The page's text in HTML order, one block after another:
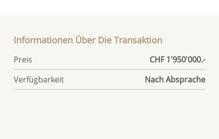
Informationen Über Die Transaktion
Preis
CHF 1'950'000.-
Verfügbarkeit
Nach Absprache